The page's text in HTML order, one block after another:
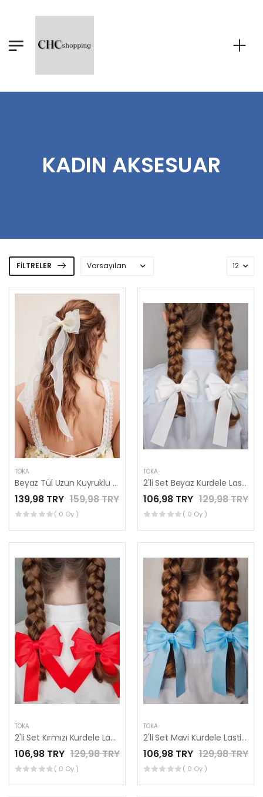
KADIN AKSESUAR
FILTRELER
TOKA
Beyaz Tül Uzun Kuyruklu Otomatik Klipsli Fiyonk Toka
139,98 TRY 159,98 TRY
( 0 Oy )
TOKA
2'li Set Beyaz Kurdele Lastikli Fiyonk Toka, Lastikli Tokalar, Okul Tokaları, Çocuk Tokaları
106,98 TRY 129,98 TRY
( 0 Oy )
TOKA
2'li Set Kırmızı Kurdele Lastikli Fiyonk Toka, Lastikli Tokalar, Okul Tokaları, Çocuk Tokaları
106,98 TRY 129,98 TRY
( 0 Oy )
TOKA
2'li Set Mavi Kurdele Lastikli Fiyonk Toka, Lastikli Tokalar, Okul Tokaları, Çocuk Tokaları
106,98 TRY 129,98 TRY
( 0 Oy )